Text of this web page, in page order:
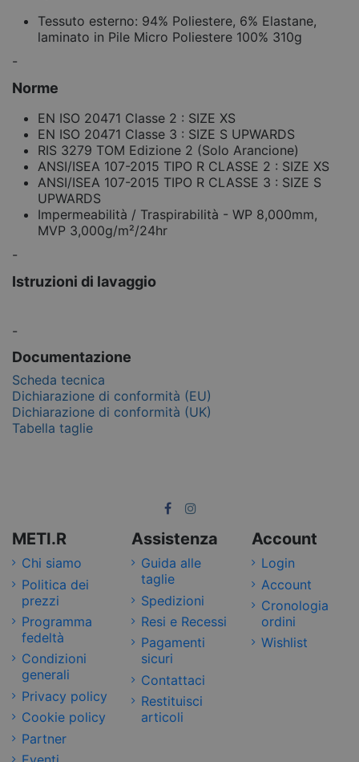
Tessuto esterno: 94% Poliestere, 6% Elastane,
laminato in Pile Micro Poliestere 100% 310g
-
Norme
EN ISO 20471 Classe 2 : SIZE XS
EN ISO 20471 Classe 3 : SIZE S UPWARDS
RIS 3279 TOM Edizione 2 (Solo Arancione)
ANSI/ISEA 107-2015 TIPO R CLASSE 2 : SIZE XS
ANSI/ISEA 107-2015 TIPO R CLASSE 3 : SIZE S
UPWARDS
Impermeabilità / Traspirabilità - WP 8,000mm,
MVP 3,000g/m²/24hr
-
Istruzioni di lavaggio
-
Documentazione
Scheda tecnica
Dichiarazione di conformità (EU)
Dichiarazione di conformità (UK)
Tabella taglie
METI.R
Chi siamo
Politica dei
prezzi
Programma
fedeltà
Condizioni
generali
Privacy policy
Cookie policy
Partner
Assistenza
Guida alle
taglie
Spedizioni
Resi e Recessi
Pagamenti
sicuri
Contattaci
Restituisci
articoli
Account
Login
Account
Cronologia
ordini
Wishlist